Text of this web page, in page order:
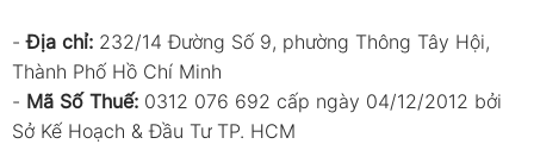
-Địa chỉ: 232/14 Đường Số 9, phường Thông Tây Hội,
Thành Phố Hồ Chí Minh
- Mã Số Thuế: 0312 076 692 cấp ngày 04/12/2012 bởi
Sở Kế Hoạch & Đầu Tư TP. HCM